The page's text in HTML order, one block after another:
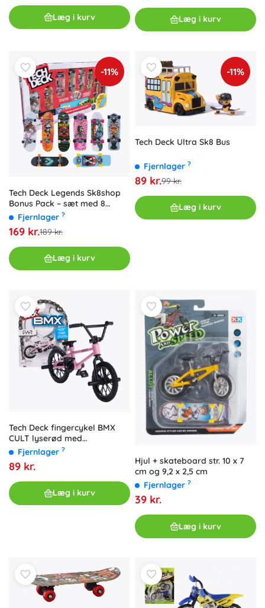
Læg i kurv Læg i kurv
-11%
Tech Deck Legends Sk8shop
Bonus Pack – sæt med 8
fingerboards med Neon-
rampe
Fjernlager ?
169 kr.189 kr.
Læg i kurv
-11%
Tech Deck Ultra Sk8 Bus
Fjernlager ?
89 kr.99 kr.
Læg i kurv
Tech Deck fingercykel BMX
CULT lyserød med
klistermærker
Fjernlager ?
89 kr.
Læg i kurv
Hjul + skateboard str. 10 x 7
cm og 9,2 x 2,5 cm
Fjernlager ?
39 kr.
Læg i kurv